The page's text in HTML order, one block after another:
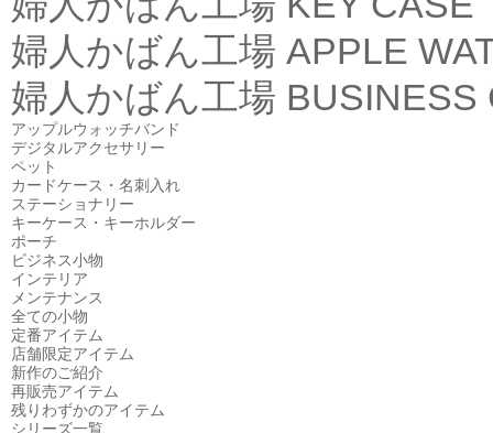
婦人かばん工場 APPLE
婦人かばん工場 BUSINESS
アップルウォッチバンド
デジタルアクセサリー
ペット
カードケース・名刺入れ
ステーショナリー
キーケース・キーホルダー
ポーチ
ビジネス小物
インテリア
メンテナンス
全ての小物
定番アイテム
店舗限定アイテム
新作のご紹介
再販売アイテム
残りわずかのアイテム
シリーズ一覧